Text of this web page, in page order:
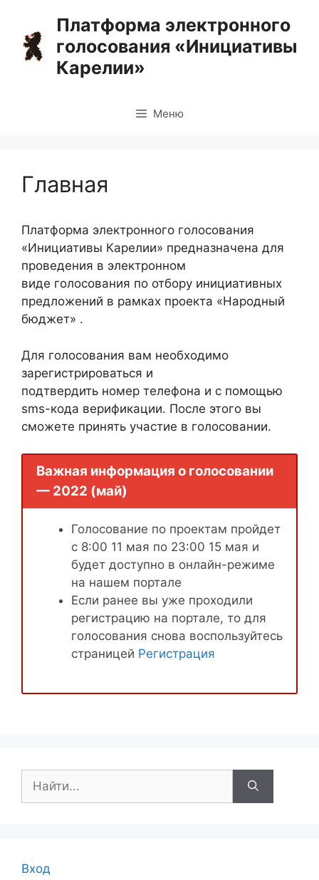
содержимому
Платформа электронного
голосования «Инициативы
Карелии»
Меню
Главная
Платформа электронного голосования
«Инициативы Карелии» предназначена для
проведения в электронном
виде голосования по отбору инициативных
предложений в рамках проекта «Народный
бюджет» .
Для голосования вам необходимо
зарегистрироваться и
подтвердить номер телефона и с помощью
sms-кода верификации. После этого вы
сможете принять участие в голосовании.
Важная информация о голосовании
— 2022 (май)
Голосование по проектам пройдет
с 8:00 11 мая по 23:00 15 мая и
будет доступно в онлайн-режиме
на нашем портале
Если ранее вы уже проходили
регистрацию на портале, то для
голосования снова воспользуйтесь
страницей Регистрация
Вход